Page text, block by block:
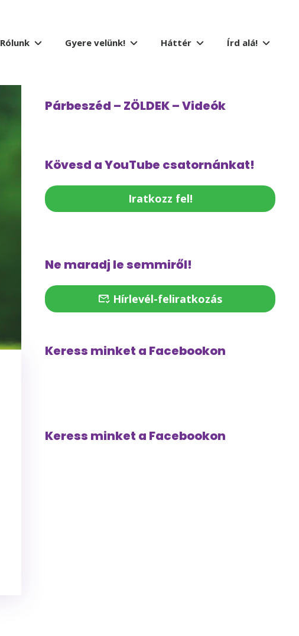
Rólunk Gyere velünk! Háttér Írd alá!
Párbeszéd – ZÖLDEK – Videók
Kövesd a YouTube csatornánkat!
Iratkozz fel!
Ne maradj le semmiről!
Hírlevél-feliratkozás
Keress minket a Facebookon
Keress minket a Facebookon